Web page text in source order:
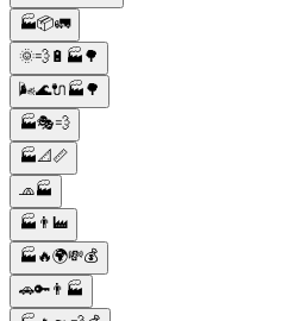
🏭📦🚛
🌞💨🔋🏭🌳
🌬️🌊🔌🏭🌳
🏭🎭💨
🏭📐📏
🧢🏭
🏭👨‍🏭
🏭🔥🌍💸💰
🚗🔑👨🏭